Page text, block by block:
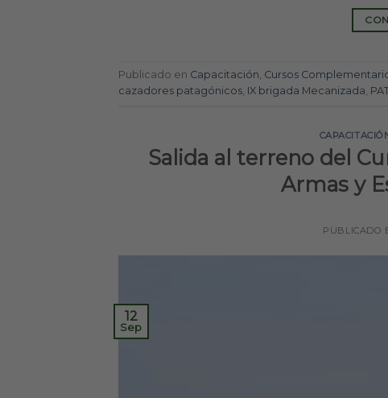
Publicado en Capacitación, Cursos
cazadores patagónicos, IX brigada Mecanizada,
Salida al terreno del
Armas y
PUBLICADO
12
Sep